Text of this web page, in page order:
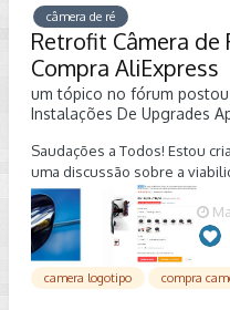
câmera de ré
Retrofit Câmera de
Compra AliExpress
um tópico no fórum postou
Instalações De Upgrades
Saudações a Todos! Estou
uma discussão sobre a
retrofit retrátil para o GOLF
colegas que tem essa
decisão de compra dessa
dos nossos amigos que
AliExpress e nos conte qual
camera logotipo compra